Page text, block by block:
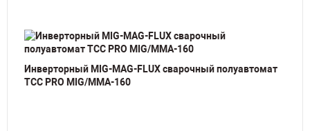
Инверторный MIG-MAG-FLUX сварочный полуавтомат
ТСС PRO MIG/MMA-160